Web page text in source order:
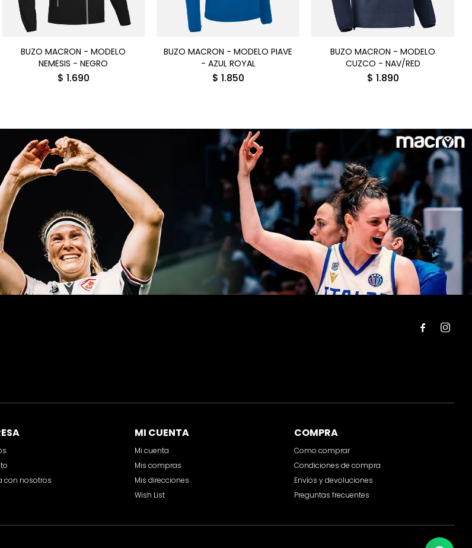
BUZO MACRON - MODELO
NEMESIS - NEGRO
$ 1.690
BUZO MACRON - MODELO PIAVE
- AZUL ROYAL
$ 1.850
BUZO MACRON - MODELO
CUZCO - NAV/RED
$ 1.890
con nosotros
COMPRA
Como comprar
Condiciones de compra
Envíos y devoluciones
Preguntas frecuentes
MI CUENTA
Mi cuenta
Mis compras
Mis direcciones
Wish List
 